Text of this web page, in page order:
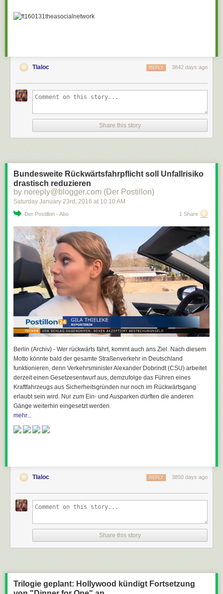
Tlaloc 3842 days ago
REPLY
Share this story
Bundesweite Rückwärtsfahrpflicht soll Unfallrisiko
drastisch reduzieren
by noreply@blogger.com (Der Postillon)
Saturday January 23rd , 2016 at 10:10 AM
Der Postillon - Abo 1 Share
Berlin (Archiv) - Wer rückwärts fährt, kommt auch ans Ziel. Nach diesem
Motto könnte bald der gesamte Straßenverkehr in Deutschland
funktionieren, denn Verkehrsminister Alexander Dobrindt (CSU) arbeitet
derzeit einen Gesetzesentwurf aus, demzufolge das Führen eines
Kraftfahrzeugs aus Sicherheitsgründen nur noch im Rückwärtsgang
erlaubt sein wird. Nur zum Ein- und Ausparken dürften die anderen
Gänge weiterhin eingesetzt werden.
mehr...
Tlaloc 3850 days ago
REPLY
Share this story
Trilogie geplant: Hollywood kündigt Fortsetzung